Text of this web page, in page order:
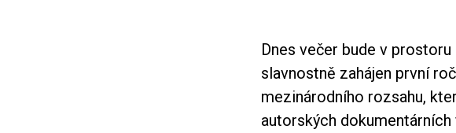
Dnes večer bude v
slavnostně zahájen první
mezinárodního rozsahu,
autorských